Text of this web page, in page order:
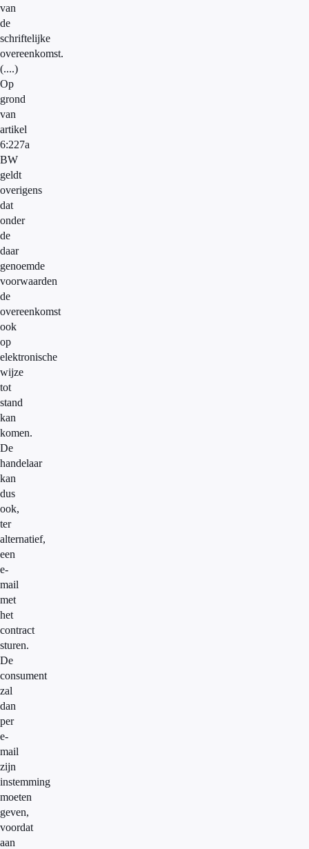
van
de
schriftelijke
overeenkomst.
(....)
Op
grond
van
artikel
6:227a
BW
geldt
overigens
dat
onder
de
daar
genoemde
voorwaarden
de
overeenkomst
ook
op
elektronische
wijze
tot
stand
kan
komen.
De
handelaar
kan
dus
ook,
ter
alternatief,
een
e-
mail
met
het
contract
sturen.
De
consument
zal
dan
per
e-
mail
zijn
instemming
moeten
geven,
voordat
aan